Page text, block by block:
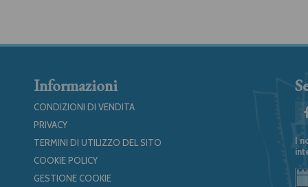
Informazioni
CONDIZIONI DI VENDITA
PRIVACY
TERMINI DI UTILIZZO DEL SITO
COOKIE POLICY
GESTIONE COOKIE
I